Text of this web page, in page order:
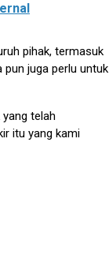
pihak, termasuk
juga perlu untuk
telah
itu yang kami